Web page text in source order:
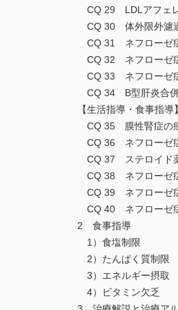
CQ 29 LDLアフェレ
CQ 30 体外限外濾過
CQ 31 ネフローゼ症
CQ 32 ネフローゼ症
CQ 33 ネフローゼ症
CQ 34 B型肝炎合併ネ
【生活指導・食事指導】
CQ 35 膜性腎症の癌
CQ 36 ネフローゼ症
CQ 37 ステロイド薬
CQ 38 ネフローゼ症
CQ 39 ネフローゼ症
CQ 40 ネフローゼ症
2 食事指導
1）食塩制限
2）たんぱく質制限
3）エネルギー摂取
4）ビタミン欠乏